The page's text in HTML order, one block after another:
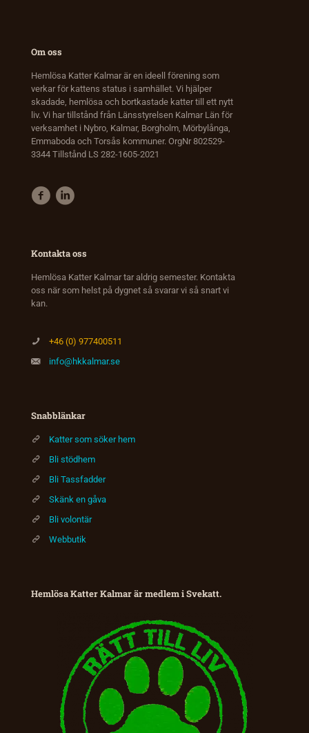
Om oss
Hemlösa Katter Kalmar är en ideell förening som
verkar för kattens status i samhället. Vi hjälper
skadade, hemlösa och bortkastade katter till ett nytt
liv. Vi har tillstånd från Länsstyrelsen Kalmar Län för
verksamhet i Nybro, Kalmar, Borgholm, Mörbylånga,
Emmaboda och Torsås kommuner. OrgNr 802529-
3344 Tillstånd LS 282-1605-2021
Kontakta oss
Hemlösa Katter Kalmar tar aldrig semester. Kontakta
oss när som helst på dygnet så svarar vi så snart vi
kan.
+46 (0) 977400511
info@hkkalmar.se
Snabblänkar
Katter som söker hem
Bli stödhem
Bli Tassfadder
Skänk en gåva
Bli volontär
Webbutik
Hemlösa Katter Kalmar är medlem i Svekatt.